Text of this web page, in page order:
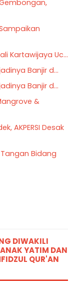
Kartawijaya Uc...
Banjir d...
Banjir d...
&
AKPERSI Desak
Bidang
DIWAKILI
YATIM DAN
QUR'AN